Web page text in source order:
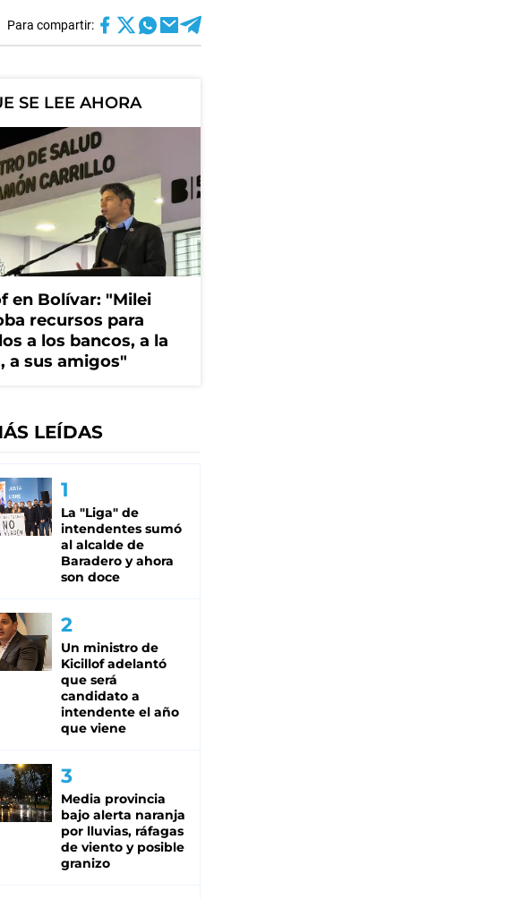
Para compartir:
SE LEE AHORA
en Bolívar: "Milei
recursos para
a los bancos, a la
a sus amigos"
LEÍDAS
La "Liga" de
intendentes sumó
al alcalde de
Baradero y ahora
son doce
Un ministro de
Kicillof adelantó
que será
candidato a
intendente el año
que viene
Media provincia
bajo alerta naranja
por lluvias, ráfagas
de viento y posible
granizo